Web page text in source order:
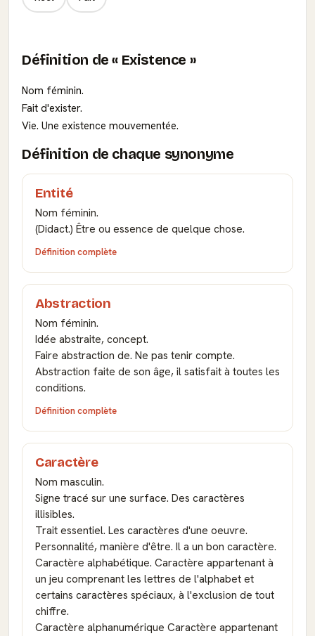
Définition de « Existence »
Nom féminin.
Fait d'exister.
Vie. Une existence mouvementée.
Définition de chaque synonyme
Entité
Nom féminin.
(Didact.) Être ou essence de quelque chose.
Définition complète
Abstraction
Nom féminin.
Idée abstraite, concept.
Faire abstraction de. Ne pas tenir compte.
Abstraction faite de son âge, il satisfait à toutes les
conditions.
Définition complète
Caractère
Nom masculin.
Signe tracé sur une surface. Des caractères
illisibles.
Trait essentiel. Les caractères d'une oeuvre.
Personnalité, manière d'être. Il a un bon caractère.
Caractère alphabétique. Caractère appartenant à
un jeu comprenant les lettres de l'alphabet et
certains caractères spéciaux, à l'exclusion de tout
chiffre.
Caractère alphanumérique Caractère appartenant